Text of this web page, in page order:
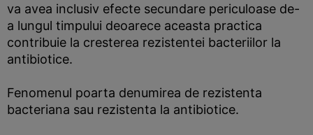
va avea inclusiv efecte secundare periculoase de-
a lungul timpului deoarece aceasta practica
contribuie la cresterea rezistentei bacteriilor la
antibiotice.
Fenomenul poarta denumirea de rezistenta
bacteriana sau rezistenta la antibiotice.